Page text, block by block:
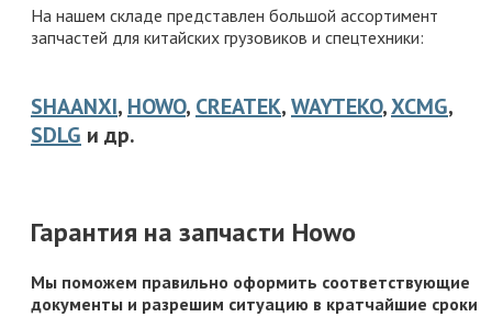
На нашем складе представлен большой ассортимент
запчастей для китайских грузовиков и спецтехники:
SHAANXI, HOWO, CREATEK,WAYTEKO,XCMG,
SDLG и др.
Гарантия на запчасти Howo
Мы поможем правильно оформить соответствующие
документы и разрешим ситуацию в кратчайшие сроки